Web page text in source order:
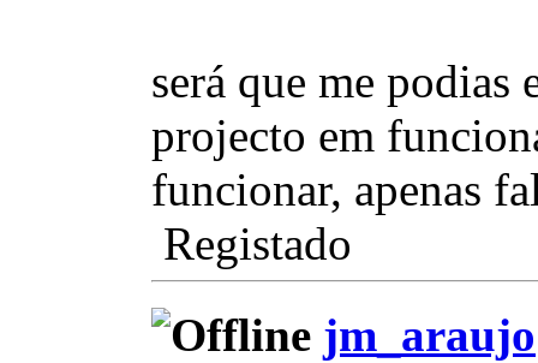
será que me
projecto em
funcionar, apenas
Registado
jm_araujo